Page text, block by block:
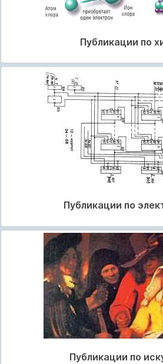
Публикации по
Публикации по
Публикации по